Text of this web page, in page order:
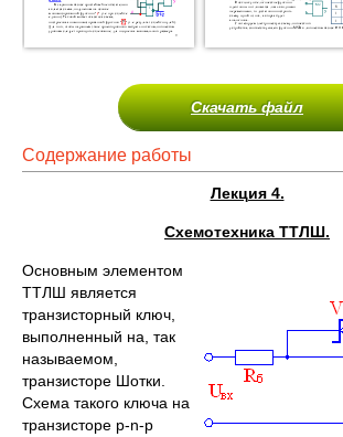
Скачать файл
Содержание работы
Лекция 4.
Схемотехника ТТЛШ.
Основным элементом
ТТЛШ является
транзисторный ключ,
выполненный на, так
называемом,
транзисторе Шотки.
Схема такого ключа на
транзисторе p-n-p